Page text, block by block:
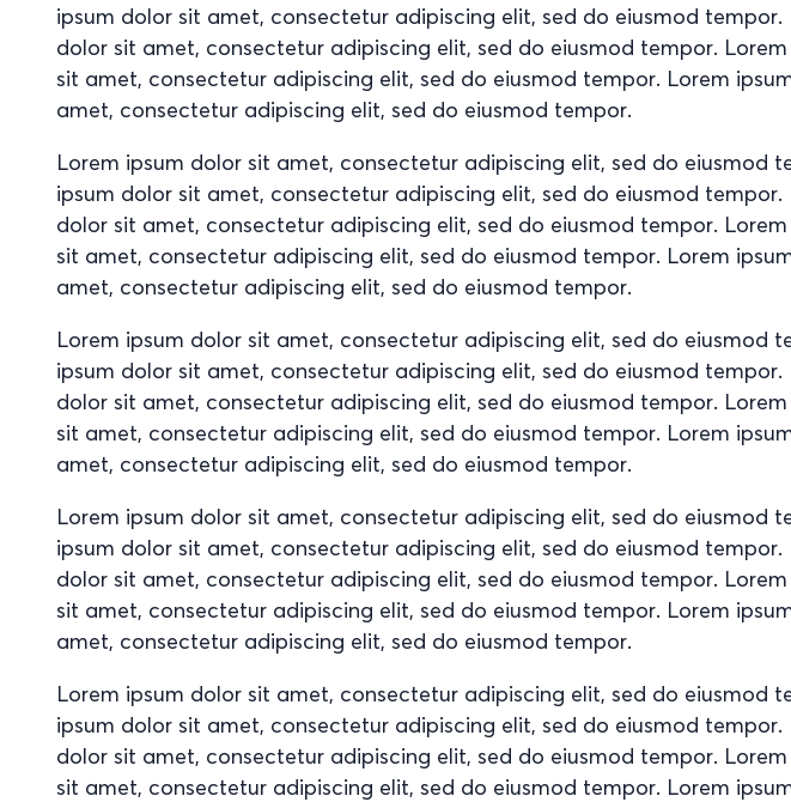
ipsum dolor sit amet, consectetur adipiscing elit, sed do eiusmod
dolor sit amet, consectetur adipiscing elit, sed do eiusmod tempor.
sit amet, consectetur adipiscing elit, sed do eiusmod tempor. Lorem
amet, consectetur adipiscing elit, sed do eiusmod tempor.
Lorem ipsum dolor sit amet, consectetur adipiscing elit, sed do
ipsum dolor sit amet, consectetur adipiscing elit, sed do eiusmod
dolor sit amet, consectetur adipiscing elit, sed do eiusmod tempor.
sit amet, consectetur adipiscing elit, sed do eiusmod tempor. Lorem
amet, consectetur adipiscing elit, sed do eiusmod tempor.
Lorem ipsum dolor sit amet, consectetur adipiscing elit, sed do
ipsum dolor sit amet, consectetur adipiscing elit, sed do eiusmod
dolor sit amet, consectetur adipiscing elit, sed do eiusmod tempor.
sit amet, consectetur adipiscing elit, sed do eiusmod tempor. Lorem
amet, consectetur adipiscing elit, sed do eiusmod tempor.
Lorem ipsum dolor sit amet, consectetur adipiscing elit, sed do
ipsum dolor sit amet, consectetur adipiscing elit, sed do eiusmod
dolor sit amet, consectetur adipiscing elit, sed do eiusmod tempor.
sit amet, consectetur adipiscing elit, sed do eiusmod tempor. Lorem
amet, consectetur adipiscing elit, sed do eiusmod tempor.
Lorem ipsum dolor sit amet, consectetur adipiscing elit, sed do
ipsum dolor sit amet, consectetur adipiscing elit, sed do eiusmod
dolor sit amet, consectetur adipiscing elit, sed do eiusmod tempor.
sit amet, consectetur adipiscing elit, sed do eiusmod tempor. Lorem